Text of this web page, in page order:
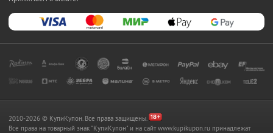
2010-2026 © КупиКупон. Все права защищены.
Все права на товарный знак "КупиКупон" и на сайт www.kupikupon.ru принадлежат